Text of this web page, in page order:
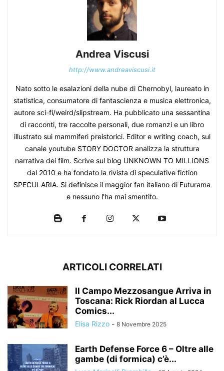
Andrea Viscusi
http://www.andreaviscusi.it
Nato sotto le esalazioni della nube di Chernobyl, laureato in
statistica, consumatore di fantascienza e musica elettronica,
autore sci-fi/weird/slipstream. Ha pubblicato una sessantina
di racconti, tre raccolte personali, due romanzi e un libro
illustrato sui mammiferi preistorici. Editor e writing coach, sul
canale youtube STORY DOCTOR analizza la struttura
narrativa dei film. Scrive sul blog UNKNOWN TO MILLIONS
dal 2010 e ha fondato la rivista di speculative fiction
SPECULARIA. Si definisce il maggior fan italiano di Futurama
e nessuno l'ha mai smentito.
ARTICOLI CORRELATI
Il Campo Mezzosangue Arriva in
Toscana: Rick Riordan al Lucca
Comics...
Elisa Rizzo - 8 Novembre 2025
Earth Defense Force 6 – Oltre alle
gambe (di formica) c’è...